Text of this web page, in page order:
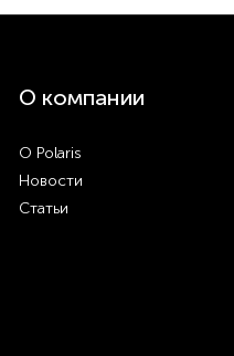
О компании
О Polaris
Новости
Статьи